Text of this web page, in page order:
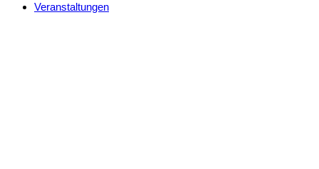
Veranstaltungen